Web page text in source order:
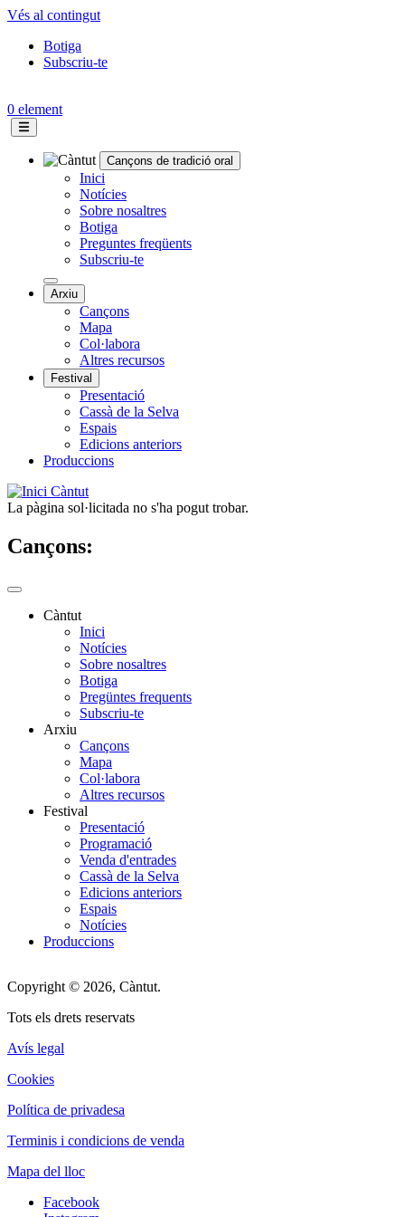
Vés al contingut
Topbar
Botiga
Subscriu-te
0 element
Navegació
principal
Cançons de tradició oral
Inici
Notícies
Sobre nosaltres
Botiga
Preguntes freqüents
Subscriu-te
Arxiu
Cançons
Mapa
Col·labora
Altres recursos
Festival
Presentació
Cassà de la Selva
Espais
Edicions anteriors
Produccions
Càntut
La pàgina sol·licitada no s'ha pogut trobar.
Cançons:
Càntut
Inici
Notícies
Sobre nosaltres
Botiga
Pregüntes frequents
Subscriu-te
Arxiu
Cançons
Mapa
Col·labora
Altres recursos
Festival
Presentació
Programació
Venda d'entrades
Cassà de la Selva
Edicions anteriors
Espais
Notícies
Produccions
Copyright © 2026, Càntut.
Tots els drets reservats
Avís legal
Cookies
Política de privadesa
Terminis i condicions de venda
Mapa del lloc
Facebook